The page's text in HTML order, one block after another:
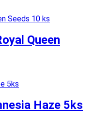
Queen
Haze 5ks